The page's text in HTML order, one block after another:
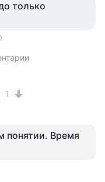
только
1
понятии. Время